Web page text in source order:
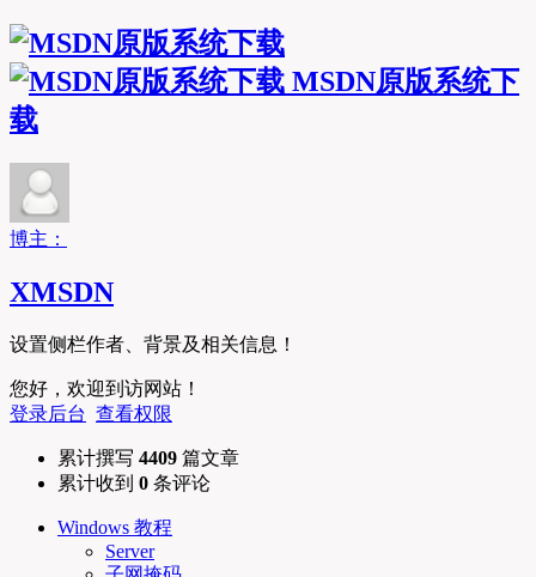
MSDN原版系统下
载
博主：
XMSDN
设置侧栏作者、背景及相关信息！
您好，欢迎到访网站！
登录后台 查看权限
累计撰写 4409 篇文章
累计收到 0 条评论
Windows 教程
Server